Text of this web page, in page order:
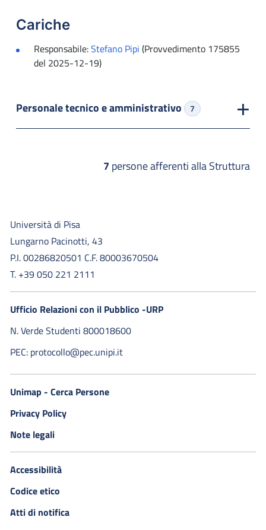
Cariche
Responsabile:Stefano Pipi (Provvedimento 175855
del 2025-12-19)
Personale tecnico e amministrativo 7
7 persone afferenti alla Struttura
Università di Pisa
Lungarno Pacinotti, 43
P.I. 00286820501 C.F. 80003670504
T. +39 050 221 2111
Ufficio Relazioni con il Pubblico -URP
N. Verde Studenti 800018600​
PEC: protocollo@pec.unipi.it
Unimap - Cerca Persone
Privacy Policy
Note legali
Accessibilità
Codice etico
Atti di notifica